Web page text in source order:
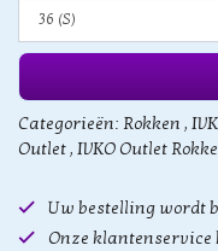
Categorieën: Rokken ,
Outlet, IVKO Outlet
Uw bestelling wordt
Onze